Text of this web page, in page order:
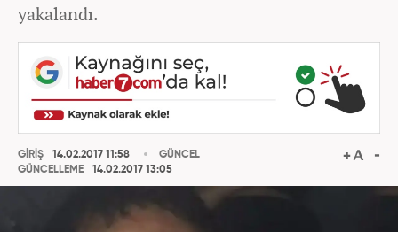
yakalandı.
GİRİŞ
14.02.2017 11:58
GÜNCELLEME
14.02.2017 13:05
GÜNCEL